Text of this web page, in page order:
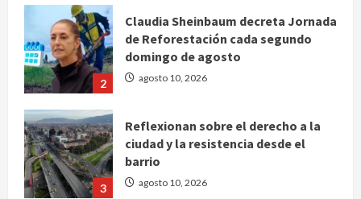
2
de Reforestación cada segundo
domingo de agosto
agosto 10, 2026
3
ciudad y la resistencia desde el
barrio